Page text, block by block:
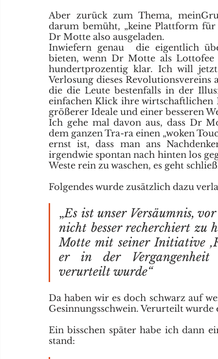
Aber zurück zum Thema,
darum bemüht, „keine Plattform für
Dr Motte also ausgeladen.
Inwiefern genau  die eigentlich
bieten, wenn Dr Motte als
hundertprozentig klar. Ich will
Verlosung dieses
die die Leute bestenfalls in der
einfachen Klick ihre
größerer Ideale und einer besseren
Ich gehe mal davon aus, dass Dr
dem ganzen Tra-ra einen „woken
ernst ist, dass man ans
irgendwie spontan nach hinten los
Weste rein zu waschen, es geht
Folgendes wurde zusätzlich dazu
„Es ist unser Versäumnis,
nicht besser recherchiert zu
Motte mit seiner Initiative
er in der Vergangenheit
verurteilt wurde“
Da haben wir es doch schwarz auf
Gesinnungsschwein. Verurteilt
Ein bisschen später habe ich dann
stand: